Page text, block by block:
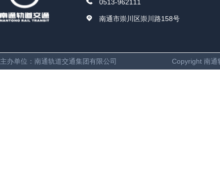
0513-962111
南通市崇川区崇川路158号
主办单位：南通轨道交通集团有限公司 Copyright 南通